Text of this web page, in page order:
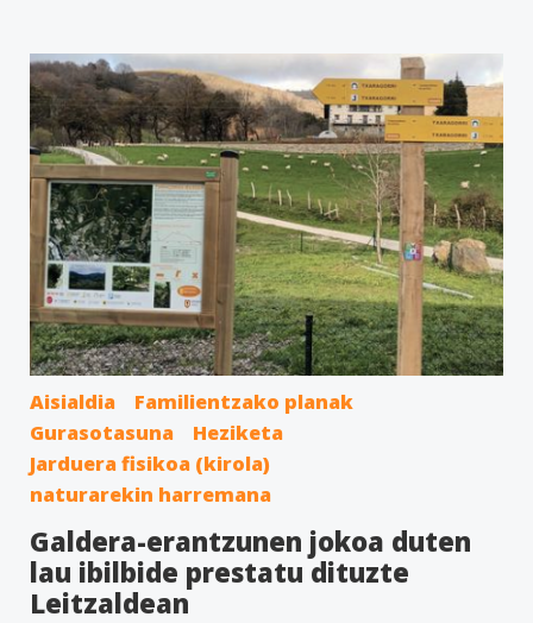
Aisialdia
Familientzako planak
Gurasotasuna
Heziketa
Jarduera fisikoa (kirola)
naturarekin harremana
Galdera-erantzunen jokoa duten
lau ibilbide prestatu dituzte
Leitzaldean